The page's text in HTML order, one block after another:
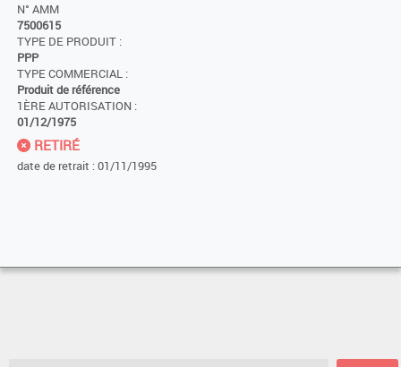
N° AMM
7500615
TYPE DE PRODUIT :
PPP
TYPE COMMERCIAL :
Produit de référence
1ÈRE AUTORISATION :
01/12/1975
RETIRÉ
date de retrait : 01/11/1995